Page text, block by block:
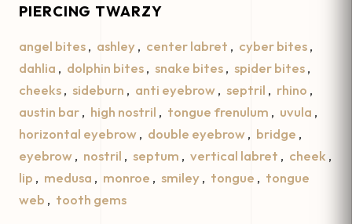
PIERCING TWARZY
angel bites, ashley, center labret , cyber bites,
dahlia , dolphin bites, snake bites, spider bites,
cheeks, sideburn , anti eyebrow, septril , rhino ,
austin bar, high nostril , tongue frenulum , uvula ,
horizontal eyebrow, double eyebrow, bridge ,
eyebrow, nostril , septum , vertical labret , cheek ,
lip , medusa , monroe , smiley, tongue , tongue
web , tooth gems